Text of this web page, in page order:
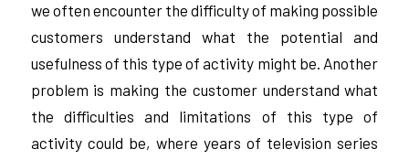
we often encounter the difficulty of making possible
customers understand what the potential and
usefulness of this type of activity might be. Another
problem is making the customer understand what
the difficulties and limitations of this type of
activity could be, where years of television series